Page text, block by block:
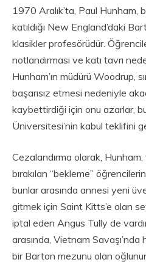
1970 Aralık’ta, Paul Hunham,
katıldığı New England’daki
klasikler profesörüdür.
notlandırması ve katı tavrı
Hunham’ın müdürü Woodrup,
başarısız etmesi nedeniyle
kaybettirdiği için onu azarlar,
Üniversitesi’nin kabul teklifini
Cezalandırma olarak,
bırakılan “bekleme”
bunlar arasında annesi yeni
gitmek için Saint Kitts’e olan
iptal eden Angus Tully de
arasında, Vietnam
bir Barton mezunu olan